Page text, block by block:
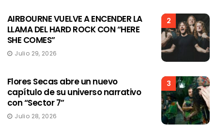
2
AIRBOURNE VUELVE A ENCENDER LA
LLAMA DEL HARD ROCK CON “HERE
SHE COMES”
Julio 29, 2026
3
Flores Secas abre un nuevo
capítulo de su universo narrativo
con “Sector 7”
Julio 28, 2026